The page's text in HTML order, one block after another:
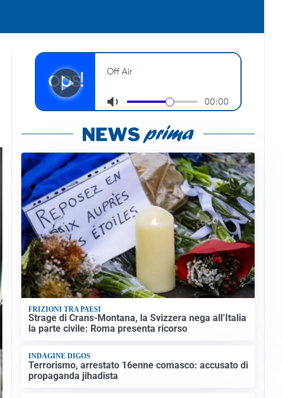
FRIZIONI TRA PAESI
Strage di Crans-Montana, la Svizzera nega all’Italia
la parte civile: Roma presenta ricorso
INDAGINE DIGOS
Terrorismo, arrestato 16enne comasco: accusato di
propaganda jihadista